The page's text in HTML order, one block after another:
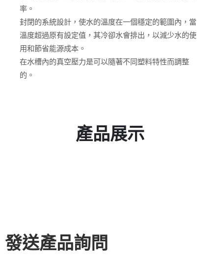
率。
封閉的系統設計，使水的溫度在一個穩定的範圍內，當
溫度超過原有設定值，其冷卻水會排出，以減少水的使
用和節省能源成本。
在水槽內的真空壓力是可以隨著不同塑料特性而調整
的。
產品展示
發送產品詢問​​